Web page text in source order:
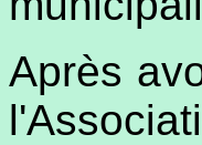
Après